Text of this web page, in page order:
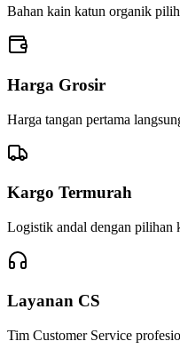
Bahan kain katun organik
Harga Grosir
Harga tangan pertama
Kargo Termurah
Logistik andal dengan pilihan
Layanan CS
Tim Customer Service